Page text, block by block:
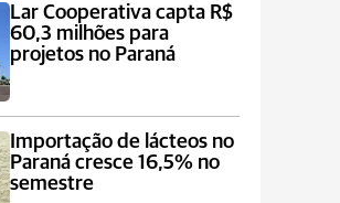
Lar Cooperativa capta R$
60,3 milhões para
projetos no Paraná
Importação de lácteos no
Paraná cresce 16,5% no
semestre